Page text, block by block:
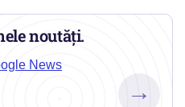
noutăți.
News
→